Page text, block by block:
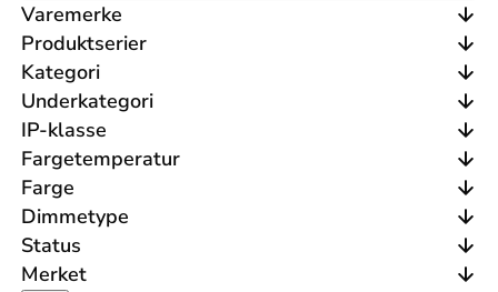
Varemerke
Produktserier
Kategori
Underkategori
IP-klasse
Fargetemperatur
Farge
Dimmetype
Status
Merket